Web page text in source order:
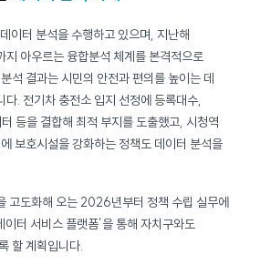
이터 분석을 수행하고 있으며, 지난해
지 아우르는 융합분석 체계를 본격적으로
석 결과는 시민의 안전과 편의를 높이는 데
고도화해 오는 2026년부터 정책 수립 실무에
이터 서비스 플랫폼’을 통해 자치구와도
할 계획입니다.